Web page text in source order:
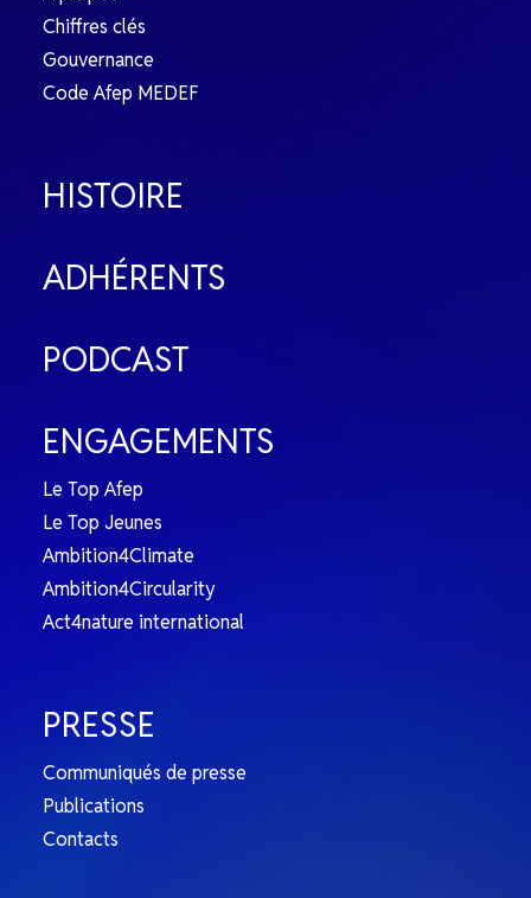
Chiffres clés
Gouvernance
Code Afep MEDEF
HISTOIRE
ADHÉRENTS
PODCAST
ENGAGEMENTS
Le Top Afep
Le Top Jeunes
Ambition4Climate
Ambition4Circularity
Act4nature international
PRESSE
Communiqués de presse
Publications
Contacts